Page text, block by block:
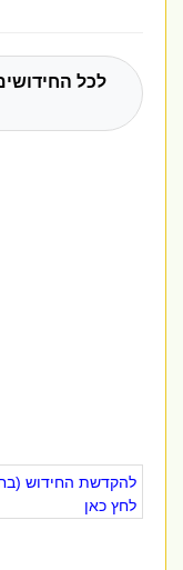
לכל החידושים
להקדשת החידוש
לחץ כאן